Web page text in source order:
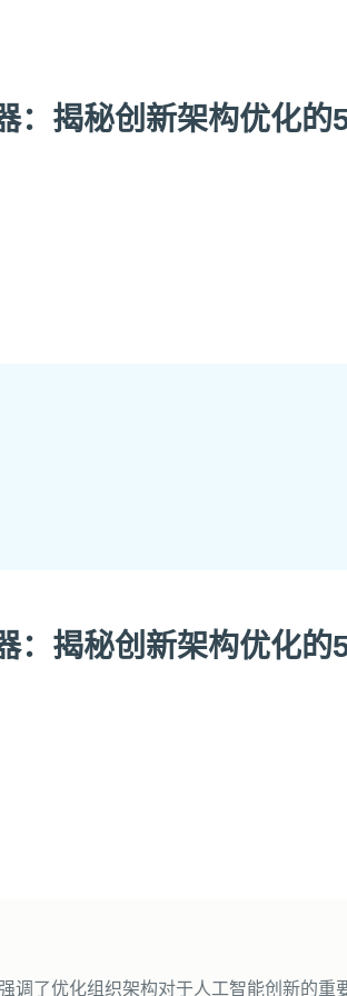
：揭秘创新架构优化的
：揭秘创新架构优化的
调了优化组织架构对于人工智能创新的